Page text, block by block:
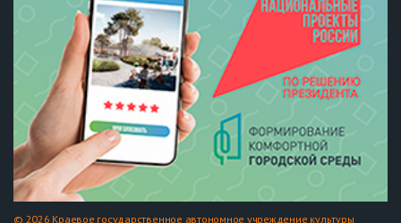
© 2026 Краевое государственное автономное учреждение культуры